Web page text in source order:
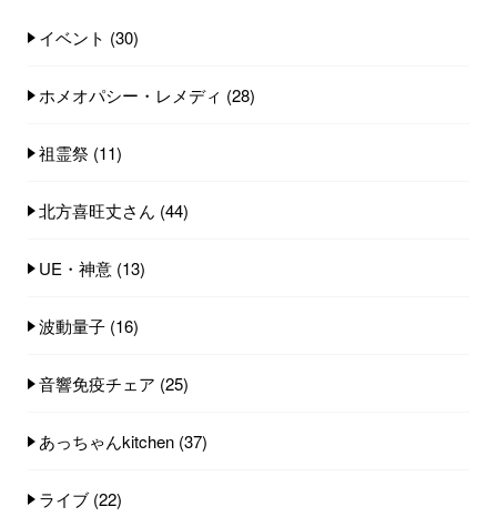
イベント (30)
ホメオパシー・レメディ (28)
祖霊祭 (11)
北方喜旺丈さん (44)
UE・神意 (13)
波動量子 (16)
音響免疫チェア (25)
あっちゃんkitchen (37)
ライブ (22)